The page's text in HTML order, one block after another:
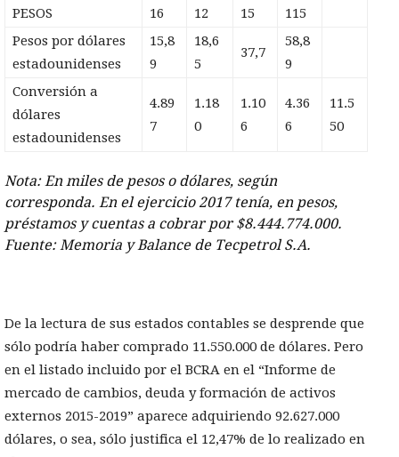
PESOS 16 12 15
115
Pesos por dólares
estadounidenses
15,8
9
18,6
5
37,7
58,8
9
Conversión a
dólares
estadounidenses
4.89
7
1.18
0
1.10
6
4.36
6
11.5
50
Nota: En miles de pesos o dólares, según
corresponda. En el ejercicio 2017 tenía, en pesos,
préstamos y cuentas a cobrar por $8.444.774.000.
Fuente: Memoria y Balance de Tecpetrol S.A.
De la lectura de sus estados contables se desprende que
sólo podría haber comprado 11.550.000 de dólares. Pero
en el listado incluido por el BCRA en el “Informe de
mercado de cambios, deuda y formación de activos
externos 2015-2019” aparece adquiriendo 92.627.000
dólares, o sea, sólo justifica el 12,47% de lo realizado en